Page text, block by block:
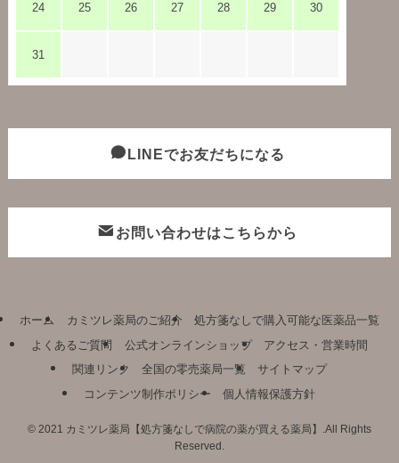
24 25 26 27 28 29 30
31
LINEでお友だちになる
お問い合わせはこちらから
ホーム カミツレ薬局のご紹介
処方箋なしで購入可能な医薬品一覧
よくあるご質問
公式オンラインショップ
アクセス・営業時間
関連リンク
全国の零売薬局一覧
サイトマップ
コンテンツ制作ポリシー
個人情報保護方針
© 2021 カミツレ薬局【処方箋なしで病院の薬が買える薬局】.All Rights
Reserved.